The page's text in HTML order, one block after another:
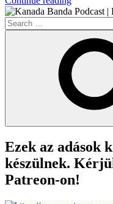
–
Search
for:
Ezek az adások
készülnek.
Patreon-on!